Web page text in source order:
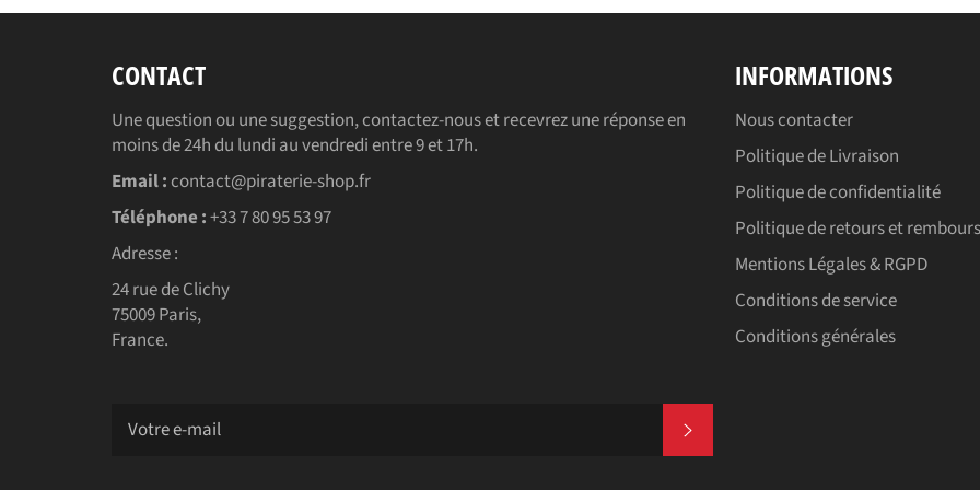
CONTACT
Une question ou une suggestion, contactez-nous et recevrez une réponse en
moins de 24h du lundi au vendredi entre 9 et 17h.
Email : contact@piraterie-shop.fr
Téléphone :+33 7 80 95 53 97
Adresse :
24 rue de Clichy
75009 Paris,
France.
INFORMATIONS
Nous contacter
Politique de Livraison
Politique de confidentialité
Politique de retours et
Mentions Légales & RGPD
Conditions de service
Conditions générales